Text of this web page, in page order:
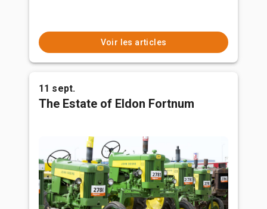
Voir les articles
11 sept.
The Estate of Eldon Fortnum